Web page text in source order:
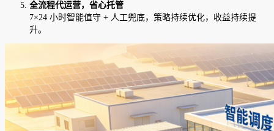
全流程代运营，省心托管
7×24 小时智能值守 + 人工兜底，策略持续优化，收益持续提
升。